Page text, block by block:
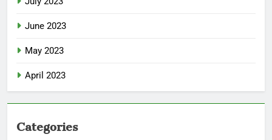
June 2023
May 2023
April 2023
Categories